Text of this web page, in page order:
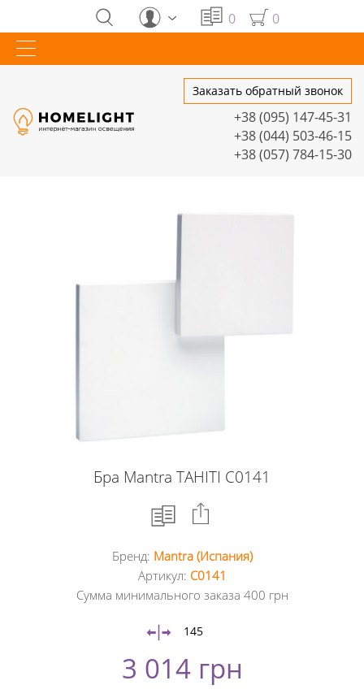
0 0
Заказать обратный звонок
+38 (095) 147-45-31
+38 (044) 503-46-15
+38 (057) 784-15-30
Бра Mantra TAHITI C0141
Facebook
Twitter
Бренд: Mantra (Испания)
Артикул: C0141
Сумма минимального заказа 400 грн
145
3 014 грн